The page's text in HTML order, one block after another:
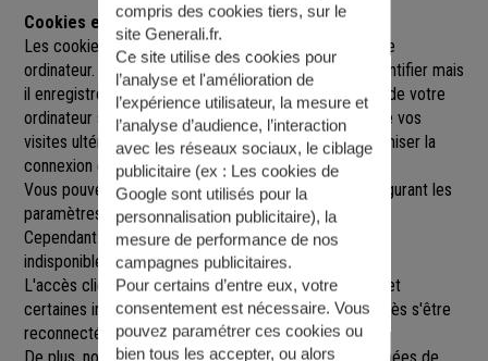
Cookies et sessions
Les cookies sont de petits fichiers implantés sur votre
ordinateur. Un cookie ne nous permet pas de vous identifier mais
il enregistre des informations relatives à la navigation de votre
ordinateur sur notre site que nous pourrons lire lors de vos
visites ultérieures afin de faciliter la navigation, d'optimiser la
connexion et de personnaliser l'utilisation du site.
Vous pouvez refuser l'utilisation des cookies en configurant les
paramètres de votre navigateur Internet.
Cependant le fait de refuser les cookies peut rendre
indisponibles toutes ou certaines parties du site.
L'accès client est construit avec un délai de session, et
certaines informations ne seront remises à jour qu'après s'être
reconnecté sur le site.
compris des cookies tiers, sur le
site Generali.fr.
Ce site utilise des cookies pour
l’analyse et l'amélioration de
l’expérience utilisateur, la mesure et
l’analyse d’audience, l’interaction
avec les réseaux sociaux, le ciblage
publicitaire (ex : Les cookies de
Google sont utilisés pour la
personnalisation publicitaire), la
mesure de performance de nos
campagnes publicitaires.
Pour certains d’entre eux, votre
consentement est nécessaire. Vous
pouvez paramétrer ces cookies ou
bien tous les accepter, ou alors